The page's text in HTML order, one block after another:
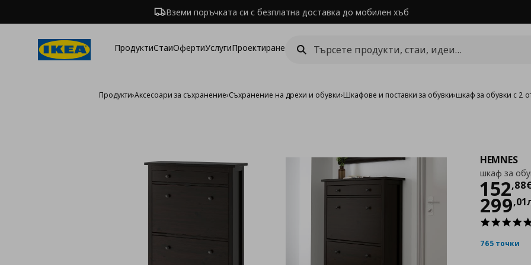
Вземи поръчката си с безплатна доставка до мобилен хъб
ПродуктиСтаиОфертиУслугиПроектиране
Продукти›Аксесоари за съхранение›Съхранение на дрехи и обувки›Шкафове и поставки за обувки›шкаф за обувки с 2
HEMNES
шкаф за
152,88
299,01
765 точки